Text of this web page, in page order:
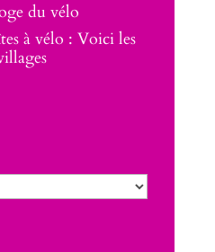
du vélo
à vélo : Voici les